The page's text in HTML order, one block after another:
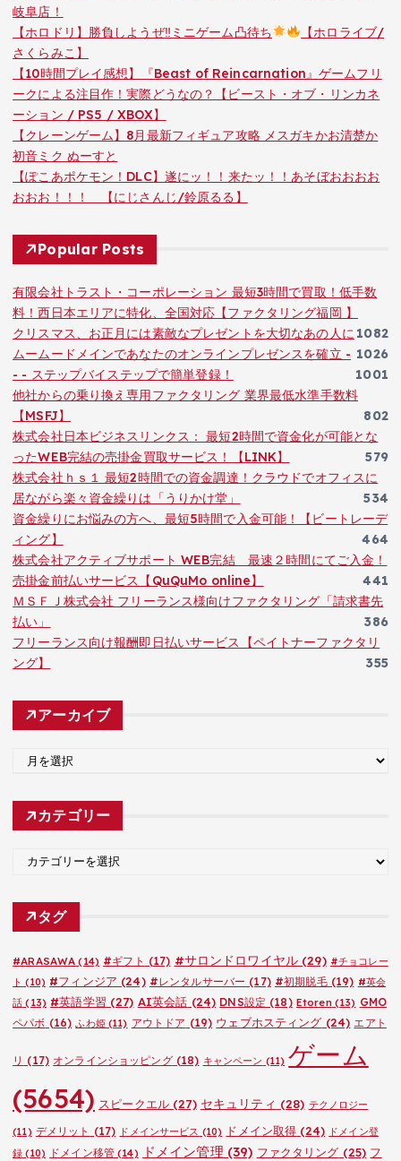
岐阜店！
【ホロドリ】勝負しようぜ‼ミニゲーム凸待ち
【ホロライブ/
さくらみこ】
【10時間プレイ感想】『Beast of Reincarnation』ゲームフリ
ークによる注目作！実際どうなの？【ビースト・オブ・リンカネ
ーション / PS5 / XBOX】
【クレーンゲーム】8月最新フィギュア攻略 メスガキかお清楚か
初音ミク ぬーすと
【ぽこあポケモン！DLC】遂にッ！！来たッ！！あそぼおおおお
おおお！！！ 【にじさんじ/鈴原るる】
Popular Posts
有限会社トラスト・コーポレーション 最短3時間で買取！低手数
料！西日本エリアに特化、全国対応【ファクタリング福岡 】
1082
クリスマス、お正月には素敵なプレゼントを大切なあの人に
1026
ムームードメインであなたのオンラインプレゼンスを確立 -
- - ステップバイステップで簡単登録！
1001
他社からの乗り換え専用ファクタリング 業界最低水準手数料
【MSFJ】
802
株式会社日本ビジネスリンクス： 最短2時間で資金化が可能とな
ったWEB完結の売掛金買取サービス！【LINK】
579
株式会社ｈｓ１ 最短2時間での資金調達！クラウドでオフィスに
居ながら楽々資金繰りは「うりかけ堂」
534
資金繰りにお悩みの方へ、最短5時間で入金可能！【ビートレーデ
ィング】
464
株式会社アクティブサポート WEB完結 最速２時間にてご入金！
売掛金前払いサービス【QuQuMo online】
441
ＭＳＦＪ株式会社 フリーランス様向けファクタリング「請求書先
払い」
386
フリーランス向け報酬即日払いサービス【ペイトナーファクタリ
ング】
355
アーカイブ
カ
カテゴリー
ゴ
タグ
#ARASAWA (14) #ギフト (17) #サロンドロワイヤル(29) #チョコレー
ト (10) #フィンジア (24) #レンタルサーバー (17) #初期脱毛(19) #英会
話 (13) #英語学習 (27) AI英会話 (24) DNS設定 (18) Etoren(13) GMO
ペパボ (16) ふわ姫(11) アウトドア (19) ウェブホスティング (24) エアト
リ (17) オンラインショッピング(18) キャンペーン (11) ゲーム
(5654) スピークエル(27) セキュリティ (28) テクノロジー
(11) デメリット (17) ドメインサービス (10) ドメイン取得 (24) ドメイン登
録 (10) ドメイン移管(14) ドメイン管理 (39) ファクタリング (25) フ